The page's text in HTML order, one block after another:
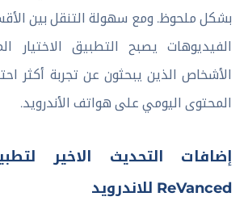
بشكل ملحوظ. ومع سهولة التنقل بين
الفيديوهات يصبح التطبيق الاختيار
الأشخاص الذين يبحثون عن تجربة أكثر
المحتوى اليومي على هواتف الأندرويد.
ReVanced للاندرويد